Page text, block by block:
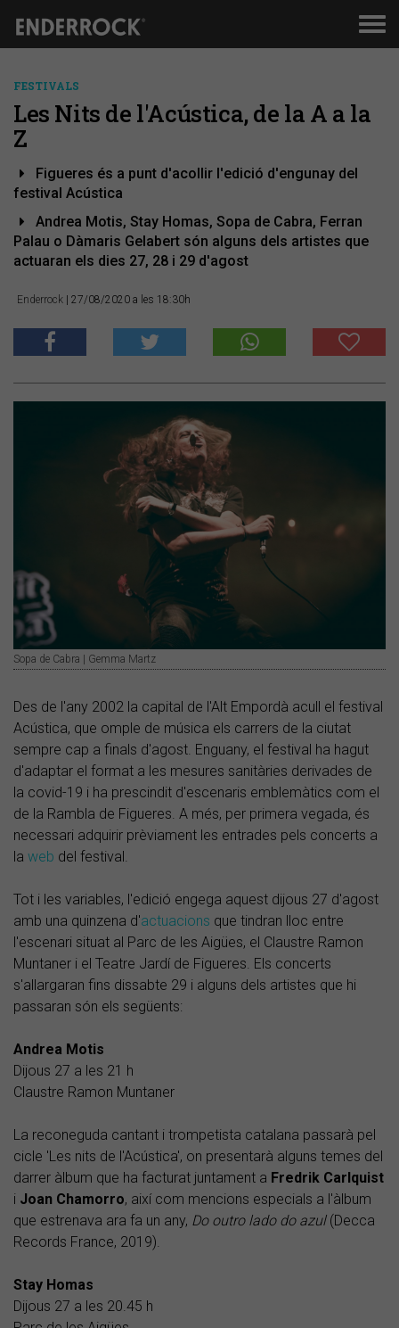
FESTIVALS
Les Nits de l'Acústica, de la A a la
Z
Figueres és a punt d'acollir l'edició d'engunay del
festival Acústica
Andrea Motis, Stay Homas, Sopa de Cabra, Ferran
Palau o Dàmaris Gelabert són alguns dels artistes que
actuaran els dies 27, 28 i 29 d'agost
Enderrock | 27/08/2020 a les 18:30h
Sopa de Cabra | Gemma Martz
Des de l'any 2002 la capital de l'Alt Empordà acull el festival
Acústica, que omple de música els carrers de la ciutat
sempre cap a finals d'agost. Enguany, el festival ha hagut
d'adaptar el format a les mesures sanitàries derivades de
la covid-19 i ha prescindit d'escenaris emblemàtics com el
de la Rambla de Figueres. A més, per primera vegada, és
necessari adquirir prèviament les entrades pels concerts a
la web del festival.
Tot i les variables, l'edició engega aquest dijous 27 d'agost
amb una quinzena d'actuacions que tindran lloc entre
l'escenari situat al Parc de les Aigües, el Claustre Ramon
Muntaner i el Teatre Jardí de Figueres. Els concerts
s'allargaran fins dissabte 29 i alguns dels artistes que hi
passaran són els següents:
Andrea Motis
Dijous 27 a les 21 h
Claustre Ramon Muntaner
La reconeguda cantant i trompetista catalana passarà pel
cicle 'Les nits de l'Acústica', on presentarà alguns temes del
darrer àlbum que ha facturat juntament a Fredrik Carlquist
i Joan Chamorro, així com mencions especials a l'àlbum
que estrenava ara fa un any, Do outro lado do azul(Decca
Records France, 2019).
Stay Homas
Dijous 27 a les 20.45 h